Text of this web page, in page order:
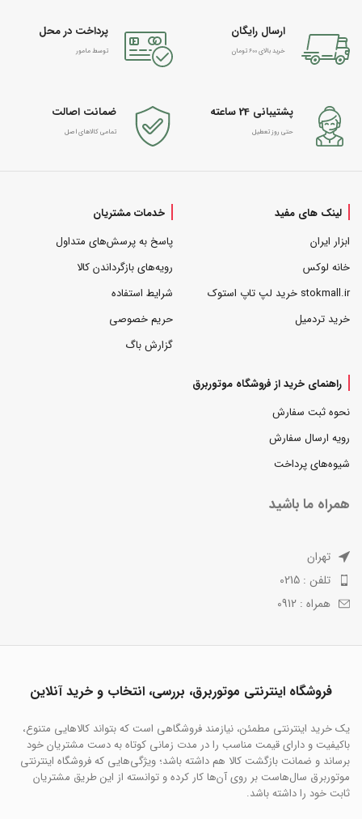
ارسال رایگان
خرید بالای 600 تومان
پرداخت در محل
توسط مامور
پشتیبانی 24 ساعته
حتی روز تعطیل
ضمانت اصالت
تمامی کالاهای اصل
لینک های مفید
ابزار ایران
خانه لوکس
stokmall.ir خرید لپ تاپ استوک
خرید تردمیل
خدمات مشتریان
پاسخ به پرسش‌های متداول
رویه‌های بازگرداندن کالا
شرایط استفاده
حریم خصوصی
گزارش باگ
راهنمای خرید از فروشگاه موتوربرق
نحوه ثبت سفارش
رویه ارسال سفارش
شیوه‌های پرداخت
همراه ما باشید
تهران
تلفن : 0215
همراه : 0912
فروشگاه اینترنتی موتوربرق، بررسی، انتخاب و خرید آنلاین
یک خرید اینترنتی مطمئن، نیازمند فروشگاهی است که بتواند کالاهایی متنوع،
باکیفیت و دارای قیمت مناسب را در مدت زمانی کوتاه به دست مشتریان خود
برساند و ضمانت بازگشت کالا هم داشته باشد؛ ویژگی‌هایی که فروشگاه اینترنتی
موتوربرق سال‌هاست بر روی آن‌ها کار کرده و توانسته از این طریق مشتریان
ثابت خود را داشته باشد.